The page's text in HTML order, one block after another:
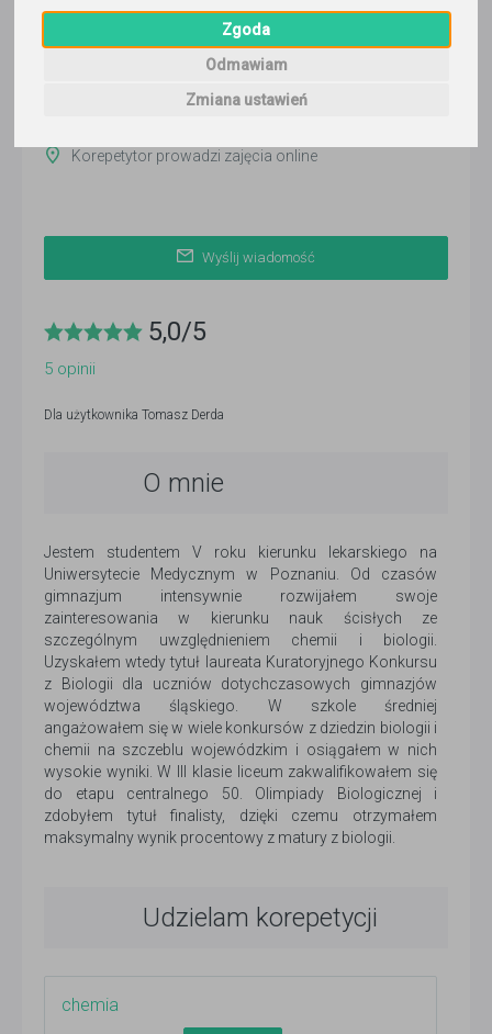
Zgoda
Odmawiam
Zmiana ustawień
Ostatnia aktywność:
Korepetytor prowadzi zajęcia online
Wyślij wiadomość
5,0/5
5 opinii
Dla użytkownika Tomasz Derda
O mnie
Jestem studentem V roku kierunku lekarskiego na
Uniwersytecie Medycznym w Poznaniu. Od czasów
gimnazjum intensywnie rozwijałem swoje
zainteresowania w kierunku nauk ścisłych ze
szczególnym uwzględnieniem chemii i biologii.
Uzyskałem wtedy tytuł laureata Kuratoryjnego Konkursu
z Biologii dla uczniów dotychczasowych gimnazjów
województwa śląskiego. W szkole średniej
angażowałem się w wiele konkursów z dziedzin biologii i
chemii na szczeblu wojewódzkim i osiągałem w nich
wysokie wyniki. W III klasie liceum zakwalifikowałem się
do etapu centralnego 50. Olimpiady Biologicznej i
zdobyłem tytuł finalisty, dzięki czemu otrzymałem
maksymalny wynik procentowy z matury z biologii.
Udzielam korepetycji
chemia